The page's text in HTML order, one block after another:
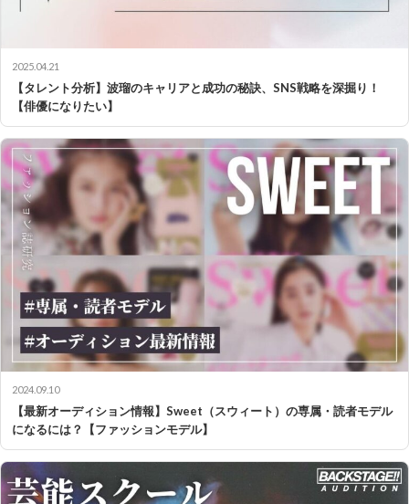
2025.04.21
【タレント分析】波瑠のキャリアと成功の秘訣、SNS戦略を深掘り！
【俳優になりたい】
2024.09.10
【最新オーディション情報】Sweet（スウィート）の専属・読者モデル
になるには？【ファッションモデル】